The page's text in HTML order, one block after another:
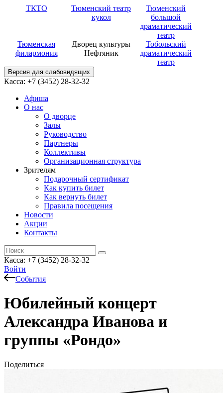
ТКТО
Тюменский театр
кукол
Тюменский
большой
драматический
театр
Тюменская
филармония
Дворец культуры
Нефтяник
Тобольский
драматический
театр
Версия для слабовидящих
Касса: +7 (3452) 28-32-32
Афиша
О нас
О дворце
Залы
Руководство
Партнеры
Коллективы
Организационная структура
Зрителям
Подарочный сертификат
Как купить билет
Как вернуть билет
Правила посещения
Новости
Акции
Контакты
Касса: +7 (3452) 28-32-32
Войти
События
Юбилейный концерт
Александра Иванова и
группы «Рондо»
Поделиться